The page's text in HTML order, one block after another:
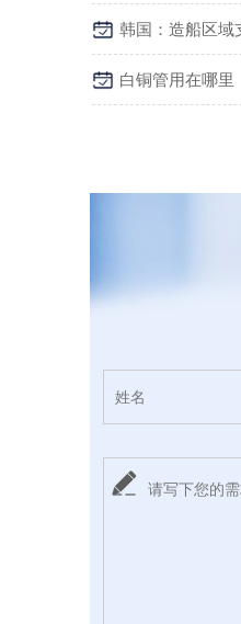
韩国：造船区域
白铜管用在哪里